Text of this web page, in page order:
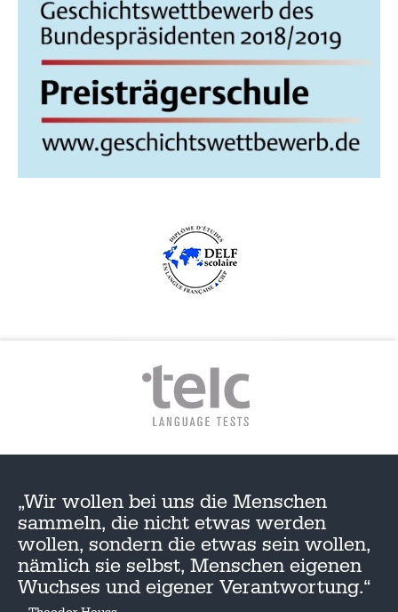
„Wir wollen bei uns die Menschen
sammeln, die nicht etwas werden
wollen, sondern die etwas sein wollen,
nämlich sie selbst, Menschen eigenen
Wuchses und eigener Verantwortung.“